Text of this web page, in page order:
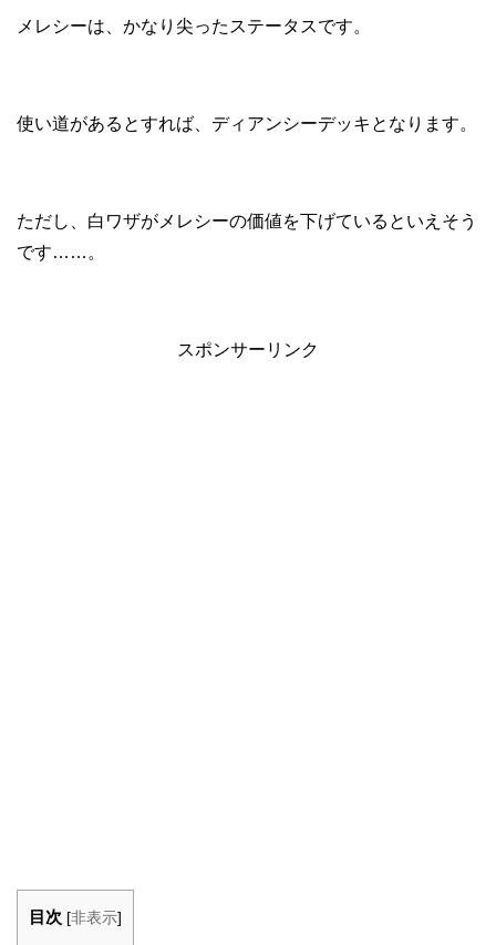
メレシーは、かなり尖ったステータスです。
使い道があるとすれば、ディアンシーデッキとなります。
ただし、白ワザがメレシーの価値を下げているといえそう
です……。
スポンサーリンク
目次 [非表示]